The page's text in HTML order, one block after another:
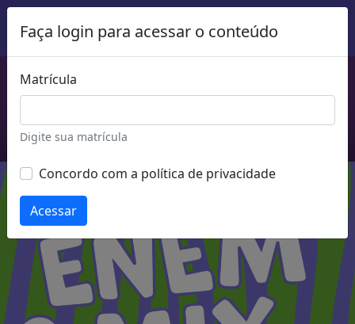
Acessar mais cursos
Faça login para acessar o conteúdo
Matrícula
Digite sua matrícula
Concordo com a política de privacidade
Acessar